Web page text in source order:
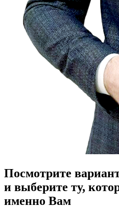
Посмотрите
и выберите ту,
именно Вам